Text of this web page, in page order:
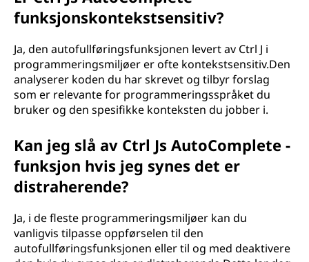
funksjonskontekstsensitiv?
Ja, den autofullføringsfunksjonen levert av Ctrl J i
programmeringsmiljøer er ofte kontekstsensitiv.Den
analyserer koden du har skrevet og tilbyr forslag
som er relevante for programmeringsspråket du
bruker og den spesifikke konteksten du jobber i.
Kan jeg slå av Ctrl Js AutoComplete -
funksjon hvis jeg synes det er
distraherende?
Ja, i de fleste programmeringsmiljøer kan du
vanligvis tilpasse oppførselen til den
autofullføringsfunksjonen eller til og med deaktivere